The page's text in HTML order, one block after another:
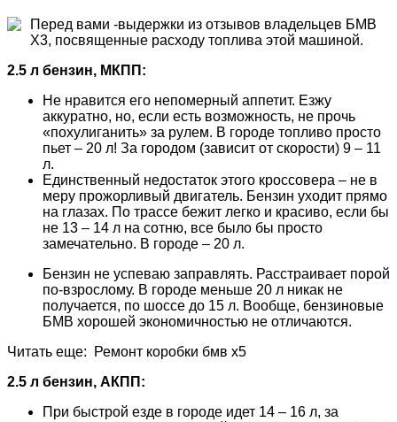
Перед вами -выдержки из отзывов владельцев БМВ
Х3, посвященные расходу топлива этой машиной.
2.5 л бензин, МКПП:
Не нравится его непомерный аппетит. Езжу
аккуратно, но, если есть возможность, не прочь
«похулиганить» за рулем. В городе топливо просто
пьет – 20 л! За городом (зависит от скорости) 9 – 11
л.
Единственный недостаток этого кроссовера – не в
меру прожорливый двигатель. Бензин уходит прямо
на глазах. По трассе бежит легко и красиво, если бы
не 13 – 14 л на сотню, все было бы просто
замечательно. В городе – 20 л.
Бензин не успеваю заправлять. Расстраивает порой
по-взрослому. В городе меньше 20 л никак не
получается, по шоссе до 15 л. Вообще, бензиновые
БМВ хорошей экономичностью не отличаются.
Читать еще: Ремонт коробки бмв х5
2.5 л бензин, АКПП:
При быстрой езде в городе идет 14 – 16 л, за